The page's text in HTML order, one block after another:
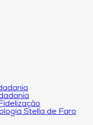
Stella de Faro